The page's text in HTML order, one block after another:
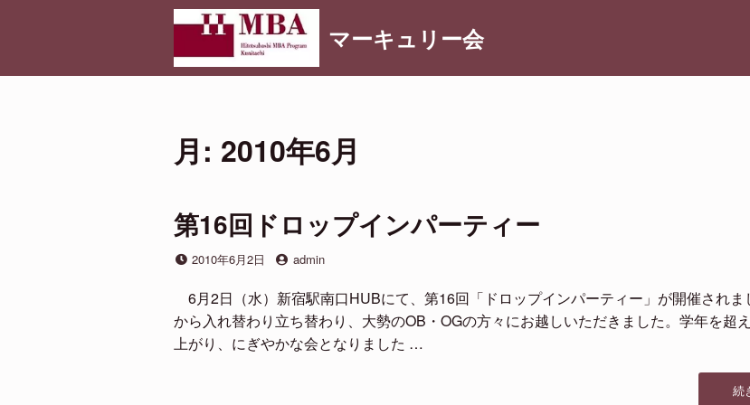
ン
マーキュリー会
月: 2010年6月
第16回ドロップインパーティー
投
日
2010年6月2日
投
者
admin
6月2日（水）新宿駅南口HUBにて、第16回「ドロップインパーティー」が開催されま
から入れ替わり立ち替わり、大勢のOB・OGの方々にお越しいただきました。学年を超
上がり、にぎやかな会となりました …
“第
続